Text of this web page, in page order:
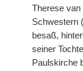
Therese van
Schwestern
besaß,
seiner
Paulskirche